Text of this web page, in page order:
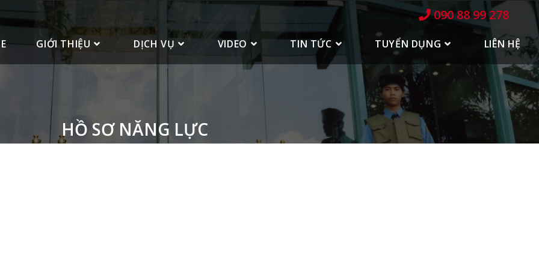
090 88 99 278
GIỚI THIỆU DỊCH VỤ VIDEO TIN TỨC TUYỂN DỤNG LIÊN HỆ
HỒ SƠ NĂNG LỰC